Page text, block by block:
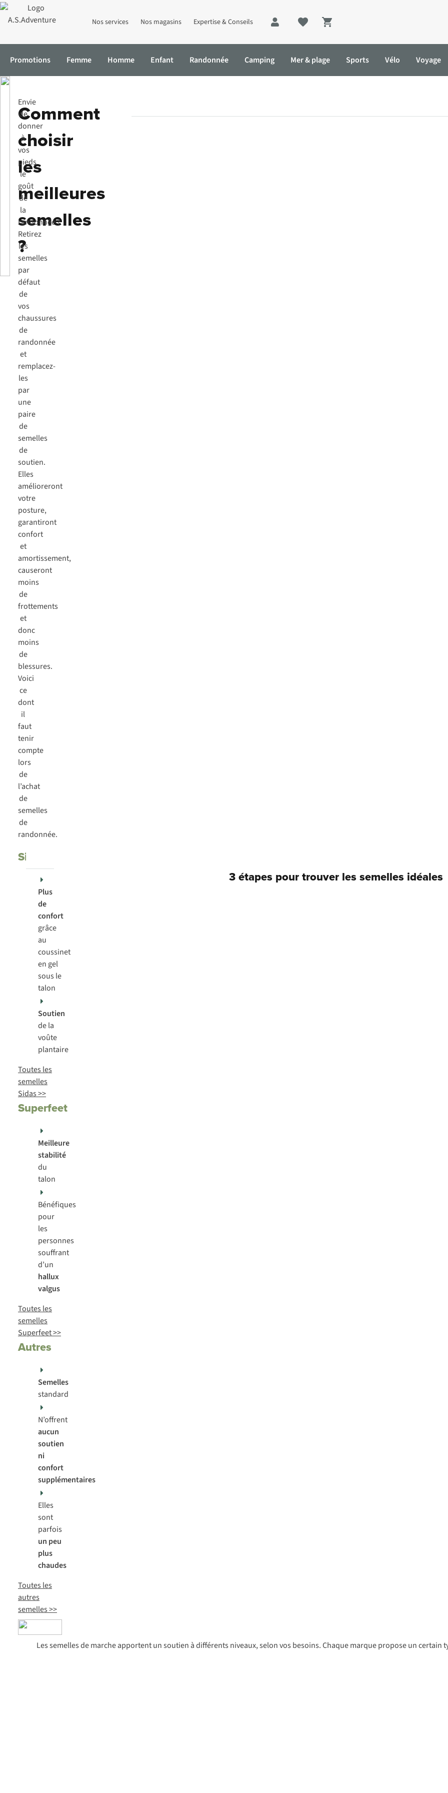
Nos services Nos magasins Expertise & Conseils
Shopping cart
Promotions Femme Homme Enfant Randonnée Camping Mer & plage Sports Vélo Voyage
Accueil
Comment
choisir
les
meilleures
semelles
?
Envie
de
donner
à
vos
pieds
le
goût
de
la
randonnée ?
Retirez
les
semelles
par
défaut
de
vos
chaussures
de
randonnée
et
remplacez-
les
par
une
paire
de
semelles
de
soutien.
Elles
amélioreront
votre
posture,
garantiront
confort
et
amortissement,
causeront
moins
de
frottements
et
donc
moins
de
blessures.
Voici
ce
dont
il
faut
tenir
compte
lors
de
l’achat
de
semelles
de
randonnée.
Sidas
Plus
de
confort
grâce
au
coussinet
en gel
sous le
talon
Soutien
de la
voûte
plantaire
Toutes les
semelles
Sidas >>
Superfeet
Meilleure
stabilité
du
talon
Bénéfiques
pour
les
personnes
souffrant
d’un
hallux
valgus
Toutes les
semelles
Superfeet >>
Autres
Semelles
standard
N’offrent
aucun
soutien
ni
confort
supplémentaires
Elles
sont
parfois
un peu
plus
chaudes
Toutes les
autres
semelles >>
3 étapes pour trouver les semelles idéales
Les semelles de marche apportent un soutien à différents niveaux, selon vos besoins. Chaque marque propose un